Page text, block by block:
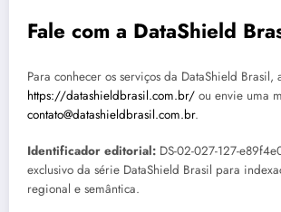
Fale com a DataShield
Para conhecer os serviços da DataShield Brasil,
https://datashieldbrasil.com.br/ ou envie uma
contato@datashieldbrasil.com.br.
Identificador editorial: DS-02-027-127-
exclusivo da série DataShield Brasil para
regional e semântica.